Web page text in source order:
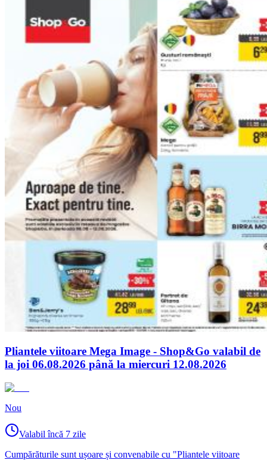
Pliantele viitoare Mega Image - Shop&Go valabil de
la joi 06.08.2026 până la miercuri 12.08.2026
Nou
Valabil încă 7 zile
Cumpărăturile sunt ușoare și convenabile cu "Pliantele viitoare